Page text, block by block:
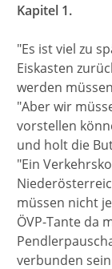
Kapitel 1.
"Es ist viel zu
Eiskasten
werden
"Aber wir
vorstellen
und holt die
"Ein
müssen nicht
ÖVP-Tante da
verbunden